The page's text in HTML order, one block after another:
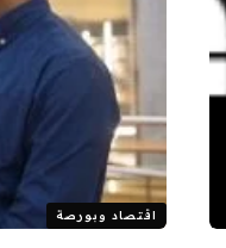
اقتصاد وبورصة